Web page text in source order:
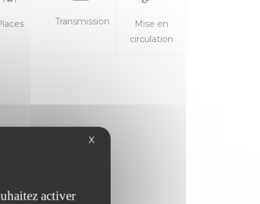
Transmission
Mise en
circulation
X
activer